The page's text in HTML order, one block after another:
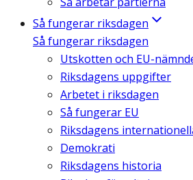
Så fungerar riksdagen
Så fungerar riksdagen
Utskotten och EU-
Riksdagens uppgifter
Arbetet i riksdagen
Så fungerar EU
Riksdagens
Demokrati
Riksdagens historia